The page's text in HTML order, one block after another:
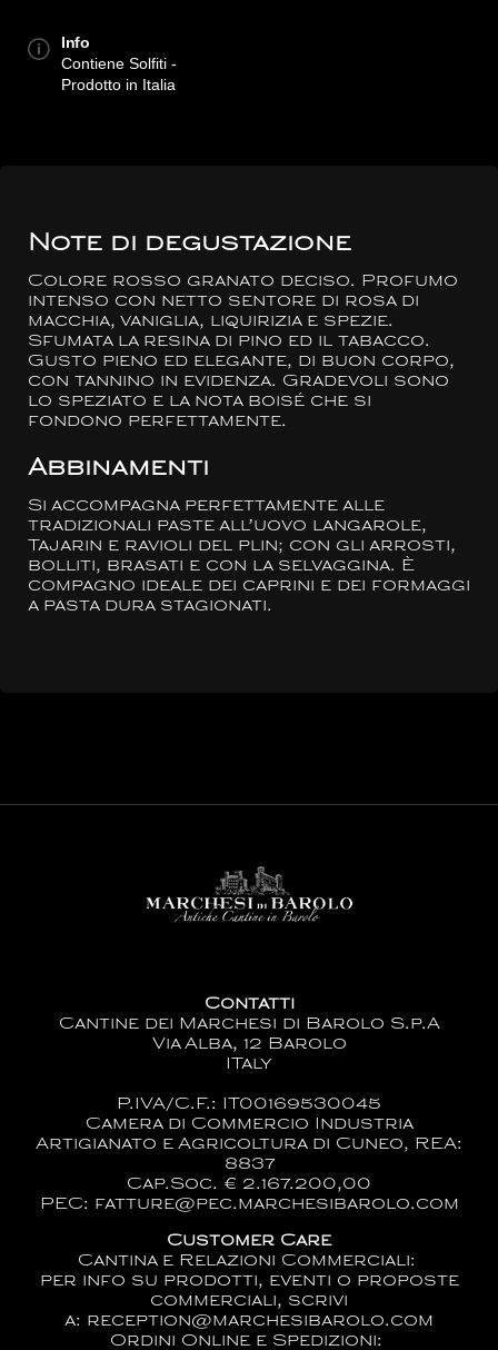
Info
Contiene Solfiti -
Prodotto in Italia
Note di degustazione
Colore rosso granato deciso. Profumo
intenso con netto sentore di rosa di
macchia, vaniglia, liquirizia e spezie.
Sfumata la resina di pino ed il tabacco.
Gusto pieno ed elegante, di buon corpo,
con tannino in evidenza. Gradevoli sono
lo speziato e la nota boisé che si
fondono perfettamente.
Abbinamenti
Si accompagna perfettamente alle
tradizionali paste all’uovo langarole,
Tajarin e ravioli del plin; con gli arrosti,
bolliti, brasati e con la selvaggina. È
compagno ideale dei caprini e dei formaggi
a pasta dura stagionati.
Contatti
Cantine dei Marchesi di Barolo S.p.A
Via Alba, 12 Barolo
ITaly
P.IVA/C.F.: IT00169530045
Camera di Commercio Industria
Artigianato e Agricoltura di Cuneo, REA:
8837
Cap.Soc. € 2.167.200,00
PEC: fatture@pec.marchesibarolo.com
Customer Care
Cantina e Relazioni Commerciali:
per info su prodotti, eventi o proposte
commerciali, scrivi
a: reception@marchesibarolo.com
Ordini Online e Spedizioni: